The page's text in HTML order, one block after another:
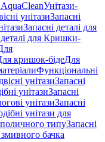
Унітази-
унітазиЗапасні
Запасні деталі для
деталі для Кришки-
кришок-бідеДля
Функціональні
унітазиЗапасні
унітазиЗапасні
унітазиЗапасні
унітази для
типуЗапасні
змивного бачка